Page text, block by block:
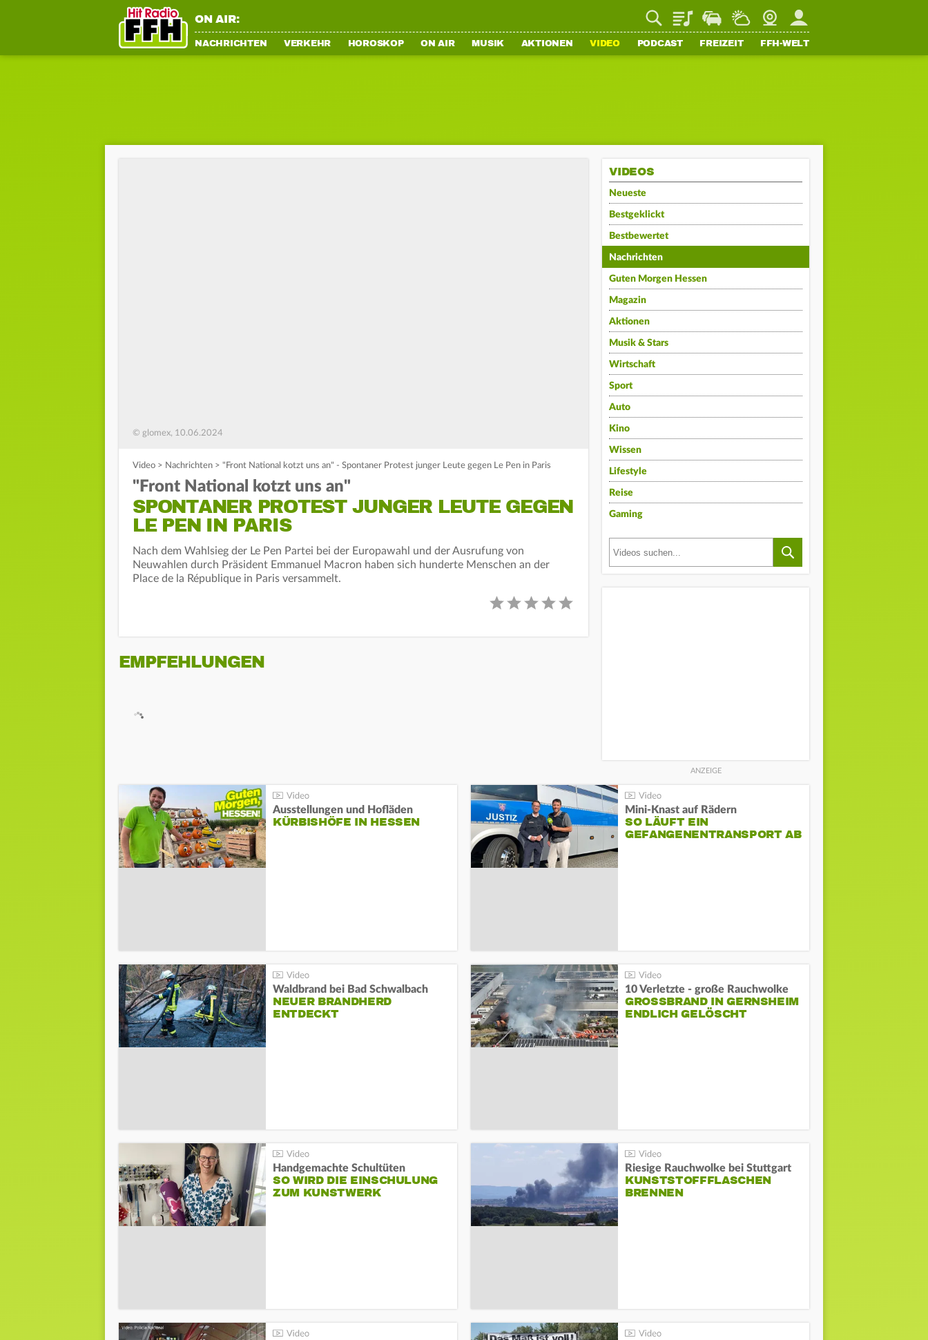
ON AIR: PlaylistStaupilotWetterWebcamMein FFH
NACHRICHTEN VERKEHR HOROSKOP ON AIR MUSIK AKTIONEN VIDEO PODCAST FREIZEIT FFH-WELT
© glomex, 10.06.2024
Video > Nachrichten > "Front National kotzt uns an" - Spontaner Protest junger Leute gegen Le Pen in Paris
"Front National kotzt uns an"
SPONTANER PROTEST JUNGER LEUTE GEGEN
LE PEN IN PARIS
Nach dem Wahlsieg der Le Pen Partei bei der Europawahl und der Ausrufung von
Neuwahlen durch Präsident Emmanuel Macron haben sich hunderte Menschen an der
Place de la République in Paris versammelt.
EMPFEHLUNGEN
VIDEOS
Neueste
Bestgeklickt
Bestbewertet
Nachrichten
Guten Morgen Hessen
Magazin
Aktionen
Musik & Stars
Wirtschaft
Sport
Auto
Kino
Wissen
Lifestyle
Reise
Gaming
Ausstellungen und Hofläden
KÜRBISHÖFE IN HESSEN
Mini-Knast auf Rädern
SO LÄUFT EIN
GEFANGENENTRANSPORT AB
Waldbrand bei Bad Schwalbach
NEUER BRANDHERD
ENTDECKT
10 Verletzte - große Rauchwolke
GROSSBRAND IN GERNSHEIM E
NDLICH GELÖSCHT
Handgemachte Schultüten
SO WIRD DIE EINSCHULUNG
ZUM KUNSTWERK
Riesige Rauchwolke bei Stuttgart
KUNSTSTOFFFLASCHEN
BRENNEN